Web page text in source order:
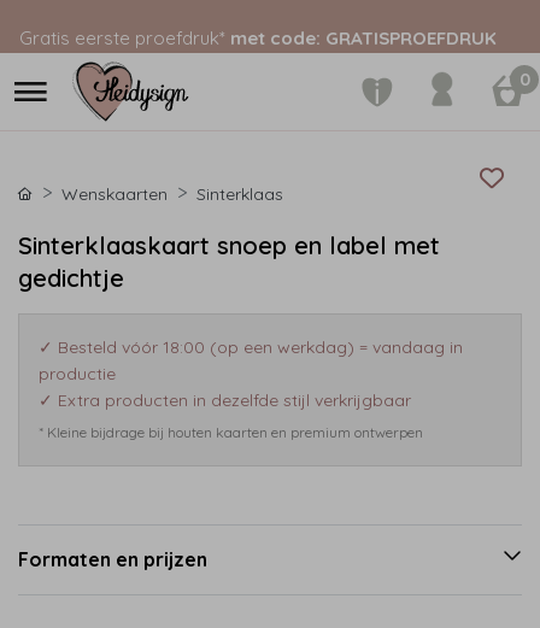
Gratis eerste proefdruk* met code: GRATISPROEFDRUK
0
Wenskaarten Sinterklaas
Sinterklaaskaart snoep en label met
gedichtje
✓ Besteld vóór 18:00 (op een werkdag) = vandaag in
productie
✓ Extra producten in dezelfde stijl verkrijgbaar
* Kleine bijdrage bij houten kaarten en premium ontwerpen
Formaten en prijzen